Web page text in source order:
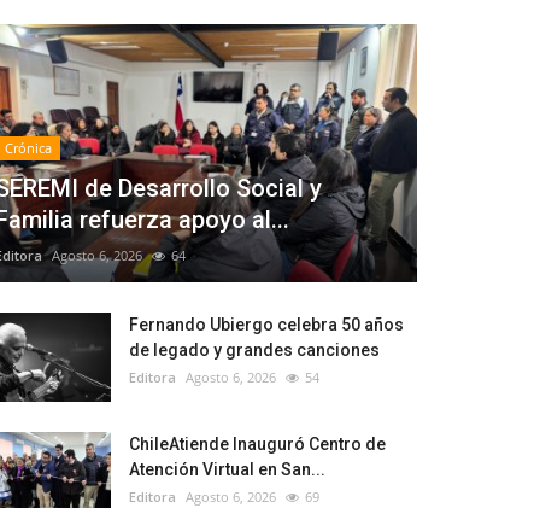
Crónica
de Desarrollo Social y
refuerza apoyo al...
Agosto 6, 2026 64
Fernando Ubiergo celebra 50 años
de legado y grandes canciones
Editora Agosto 6, 2026 54
ChileAtiende Inauguró Centro de
Atención Virtual en San...
Editora Agosto 6, 2026 69